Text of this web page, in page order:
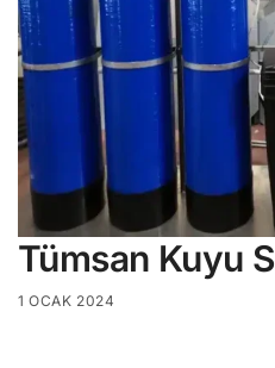
Tümsan Kuyu
1 OCAK 2024